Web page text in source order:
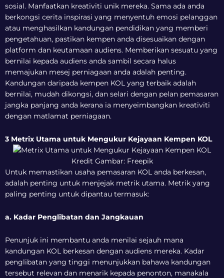
sosial. Manfaatkan kreativiti unik mereka. Sama ada anda
berkongsi cerita inspirasi yang menyentuh emosi pelanggan
atau menghasilkan kandungan pendidikan yang memberi
pengetahuan, pastikan kempen anda disesuaikan dengan
platform dan keutamaan audiens. Memberikan sesuatu yang
bernilai kepada audiens anda sambil secara halus
memajukan mesej perniagaan anda adalah penting.
Kandungan daripada kempen KOL yang terbaik adalah
bernilai, mudah dikongsi, dan selari dengan pelan pemasaran
jangka panjang anda kerana ia menyeimbangkan kreativiti
dengan matlamat perniagaan.
3 Metrix Utama untuk Mengukur Kejayaan Kempen KOL
Kredit Gambar: Freepik
Untuk memastikan usaha pemasaran KOL anda berkesan,
adalah penting untuk menjejak metrik utama. Metrik yang
paling penting untuk dipantau termasuk:
a. Kadar Penglibatan dan Jangkauan
Penunjuk ini membantu anda menilai sejauh mana
kandungan KOL berkesan dengan audiens mereka. Kadar
penglibatan yang tinggi menunjukkan bahawa kandungan
tersebut relevan dan menarik kepada penonton, manakala